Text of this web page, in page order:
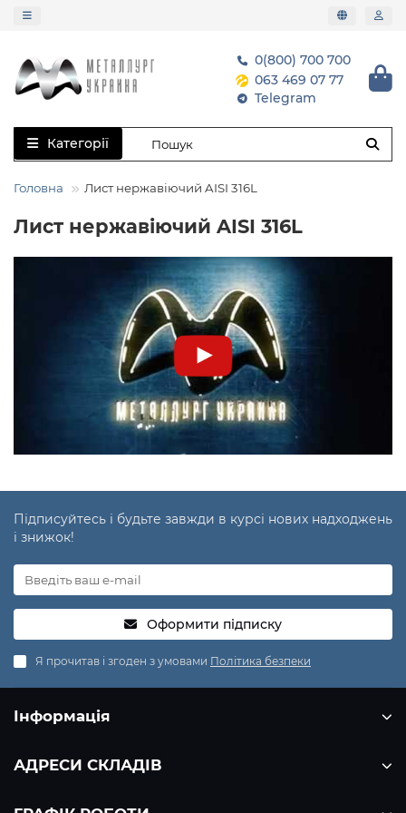
0(800) 700 700
063 469 07 77
Telegram
Категорії
Головна Лист нержавіючий AISI 316L
Лист нержавіючий AISI 316L
Підписуйтесь і будьте завжди в курсі нових надходжень
і знижок!
Оформити підписку
Я прочитав і згоден з умовами Політика безпеки
Інформація
АДРЕСИ СКЛАДІВ